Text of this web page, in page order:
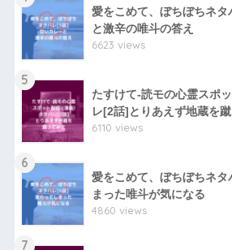
愛をこめて、ぼちぼちネ
と激辛の唯斗の答え
6623 views
5
たすけて-読モの心霊スポ
レ[2話]とりあえず地蔵を
6110 views
6
愛をこめて、ぼちぼちネ
まった唯斗が気になる
4860 views
7